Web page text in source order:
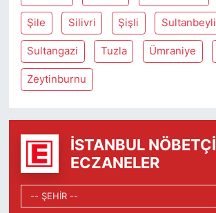
Şile Silivri Şişli Sultanbeyli
Sultangazi Tuzla Ümraniye
Zeytinburnu
İSTANBUL NÖBETÇI
ECZANELER